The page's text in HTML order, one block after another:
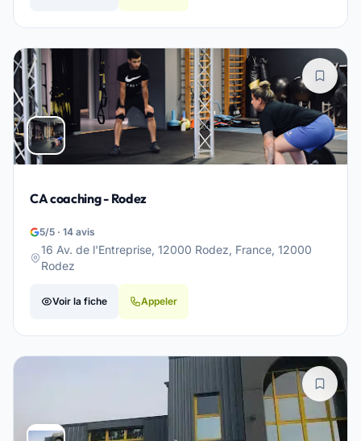
CA coaching - Rodez
5/5 · 14 avis
16 Av. de l'Entreprise, 12000 Rodez, France, 12000
Rodez
Voir la fiche Appeler